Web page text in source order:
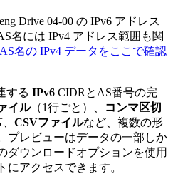
Drive 04-00 の IPv6 アドレス
名には IPv4 アドレス範囲も関
名の IPv4 データをここで確認
する IPv6 CIDRとAS番号の完
イル（1行ごと）、
コンマ区切
CSVファイルなど、複数の形
プレビューはデータの一部しか
ダウンロードオプションを使用
アクセスできます。